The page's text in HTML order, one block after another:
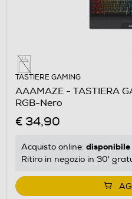
TASTIERE GAMING
AAAMAZE - TASTIERA
RGB-Nero
€ 34,90
Acquisto online: disponibile
Ritiro in negozio in 30'